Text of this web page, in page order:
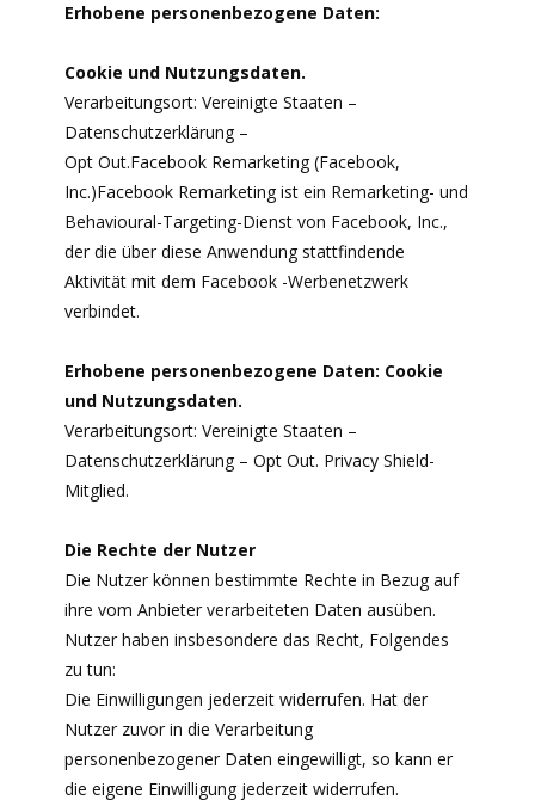
Erhobene personenbezogene Daten:
Cookie und Nutzungsdaten.
Verarbeitungsort: Vereinigte Staaten –
Datenschutzerklärung –
Opt Out.Facebook Remarketing (Facebook,
Inc.)Facebook Remarketing ist ein Remarketing- und
Behavioural-Targeting-Dienst von Facebook, Inc.,
der die über diese Anwendung stattfindende
Aktivität mit dem Facebook -Werbenetzwerk
verbindet.
Erhobene personenbezogene Daten: Cookie
und Nutzungsdaten.
Verarbeitungsort: Vereinigte Staaten –
Datenschutzerklärung – Opt Out. Privacy Shield-
Mitglied.
Die Rechte der Nutzer
Die Nutzer können bestimmte Rechte in Bezug auf
ihre vom Anbieter verarbeiteten Daten ausüben.
Nutzer haben insbesondere das Recht, Folgendes
zu tun:
Die Einwilligungen jederzeit widerrufen. Hat der
Nutzer zuvor in die Verarbeitung
personenbezogener Daten eingewilligt, so kann er
die eigene Einwilligung jederzeit widerrufen.